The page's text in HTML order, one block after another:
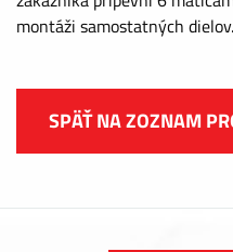
montáži samostatných dielov.
SPÄŤ NA ZOZNAM